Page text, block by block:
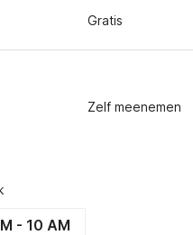
Gratis
Zelf meenemen
- 10 AM